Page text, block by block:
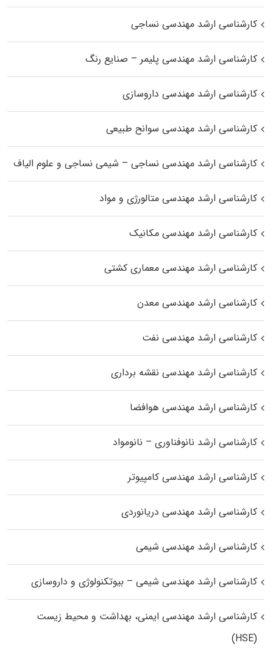
کارشناسی ارشد مهندسی نساجی
کارشناسی ارشد مهندسی پلیمر – صنایع رنگ
کارشناسی ارشد مهندسی داروسازی
کارشناسی ارشد مهندسی سوانح طبیعی
کارشناسی ارشد مهندسی نساجی – شیمی نساجی و علوم الیاف
کارشناسی ارشد مهندسی متالورژی و مواد
کارشناسی ارشد مهندسی مکانیک
کارشناسی ارشد مهندسی معماری کشتی
کارشناسی ارشد مهندسی معدن
کارشناسی ارشد مهندسی نفت
کارشناسی ارشد مهندسی نقشه برداری
کارشناسی ارشد مهندسی هوافضا
کارشناسی ارشد نانوفناوری – نانومواد
کارشناسی ارشد مهندسی کامپیوتر
کارشناسی ارشد مهندسی دریانوردی
کارشناسی ارشد مهندسی شیمی
کارشناسی ارشد مهندسی شیمی – بیوتکنولوژی و داروسازی
کارشناسی ارشد مهندسی ایمنی، بهداشت و محیط زیست
(HSE)